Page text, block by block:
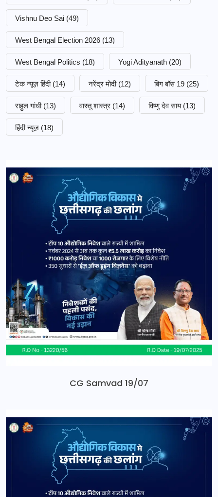
Vishnu Deo Sai (49)
West Bengal Election 2026 (13)
West Bengal Politics (18) Yogi Adityanath (20)
टेक न्यूज़ हिंदी (14) नरेंद्र मोदी (12) बिग बॉस 19 (25)
राहुल गांधी (13) वास्तु शास्त्र (14) विष्णु देव साय (13)
हिंदी न्यूज़ (18)
CG Samvad 19/07